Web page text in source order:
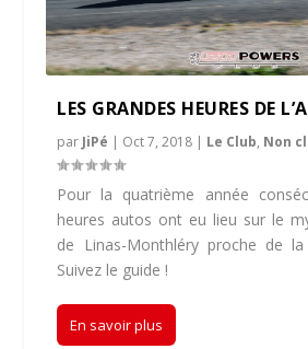
LES GRANDES HEURES DE
par JiPé | Oct 7, 2018 | Le Club, Non
Pour la quatrième année
heures autos ont eu lieu sur le
de Linas-Monthléry proche de la
Suivez le guide !
En savoir plus